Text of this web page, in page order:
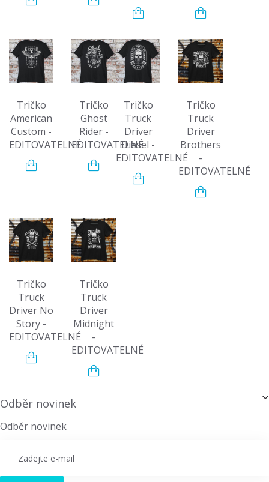
Tričko
American
Custom -
EDITOVATELNÉ
Tričko
Ghost
Rider -
EDITOVATELNÉ
Tričko
Truck
Driver
Diesel -
EDITOVATELNÉ
Tričko
Truck
Driver
Brothers
-
EDITOVATELNÉ
Tričko
Truck
Driver No
Story -
EDITOVATELNÉ
Tričko
Truck
Driver
Midnight
-
EDITOVATELNÉ
Odběr novinek
Odběr novinek